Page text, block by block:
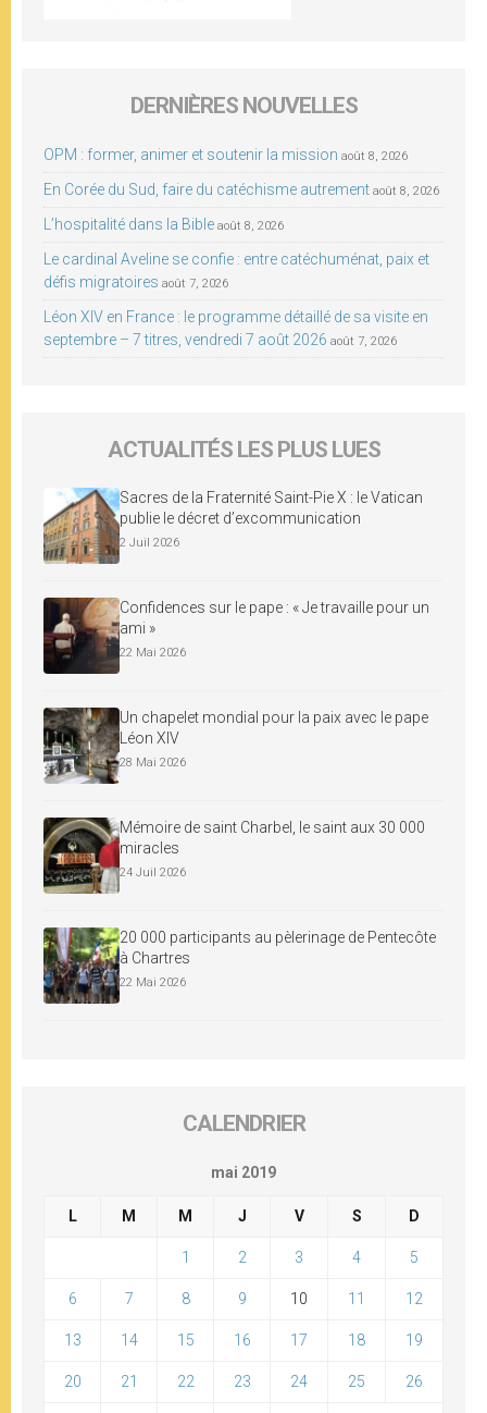
DERNIÈRES NOUVELLES
OPM : former, animer et soutenir la mission août 8, 2026
En Corée du Sud, faire du catéchisme autrement août 8, 2026
L’hospitalité dans la Bible août 8, 2026
Le cardinal Aveline se confie : entre catéchuménat, paix et
défis migratoires août 7, 2026
Léon XIV en France : le programme détaillé de sa visite en
septembre – 7 titres, vendredi 7 août 2026 août 7, 2026
ACTUALITÉS LES PLUS LUES
Sacres de la Fraternité Saint-Pie X : le Vatican
publie le décret d’excommunication
2 Juil 2026
Confidences sur le pape : « Je travaille pour un
ami »
22 Mai 2026
Un chapelet mondial pour la paix avec le pape
Léon XIV
28 Mai 2026
Mémoire de saint Charbel, le saint aux 30 000
miracles
24 Juil 2026
20 000 participants au pèlerinage de Pentecôte
à Chartres
22 Mai 2026
CALENDRIER
mai 2019
L M M J V S D
1 2 3 4 5
6 7 8 9 10 11 12
13 14 15 16 17 18 19
20 21 22 23 24 25 26